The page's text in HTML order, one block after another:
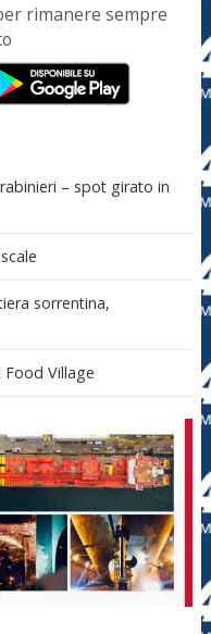
rimanere sempre
– spot girato in
sorrentina,
Village